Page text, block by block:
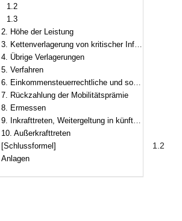
1.2
1.3
2. Höhe der Leistung
Bereich erweitern
3. Kettenverlagerung von kritischer Infrastruktur in den Bereichen IT und TK
Bereich erweitern
4. Übrige Verlagerungen
5. Verfahren
6. Einkommensteuerrechtliche und sozialversicherungsrechtliche Behandlung
Bereich erweitern
7. Rückzahlung der Mobilitätsprämie
8. Ermessen
9. Inkrafttreten, Weitergeltung in künftigen Haushaltsjahren
10. Außerkrafttreten
[Schlussformel]
Anlagen
1.2